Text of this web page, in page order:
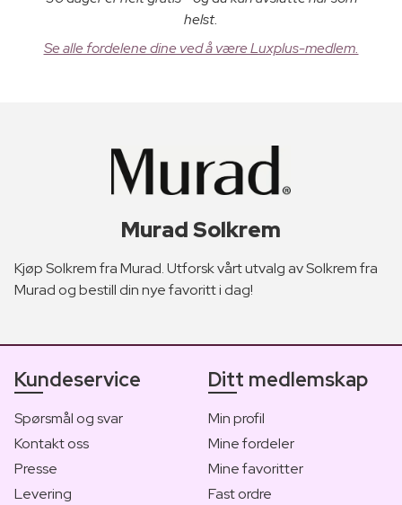
helst.
Se alle fordelene dine ved å være Luxplus-medlem.
Murad Solkrem
Kjøp Solkrem fra Murad. Utforsk vårt utvalg av Solkrem fra
Murad og bestill din nye favoritt i dag!
Kundeservice
Spørsmål og svar
Kontakt oss
Presse
Levering
Ditt medlemskap
Min profil
Mine fordeler
Mine favoritter
Fast ordre